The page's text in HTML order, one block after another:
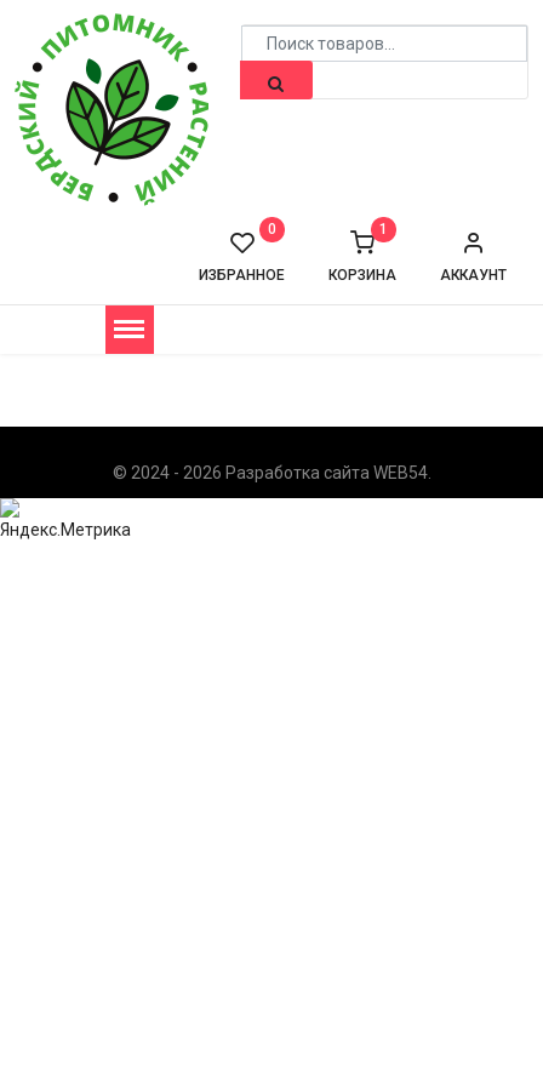
АККАУНТ
КОРЗИНА
1
ИЗБРАННОЕ
0
© 2024 - 2026 Разработка сайта WEB54.